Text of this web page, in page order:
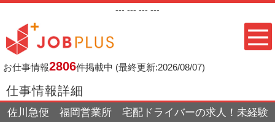
--- --- --- ---
お仕事情報2806件掲載中 (最終更新:2026/08/07)
仕事情報詳細
佐川急便 福岡営業所 宅配ドライバーの求人！未経験